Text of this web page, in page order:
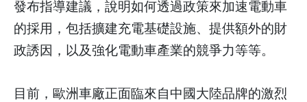
發布指導建議，說明如何透過政策來加速電動車
的採用，包括擴建充電基礎設施、提供額外的財
政誘因，以及強化電動車產業的競爭力等等。
目前，歐洲車廠正面臨來自中國大陸品牌的激烈